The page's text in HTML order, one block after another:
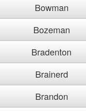
Bowman
Bozeman
Bradenton
Brainerd
Brandon